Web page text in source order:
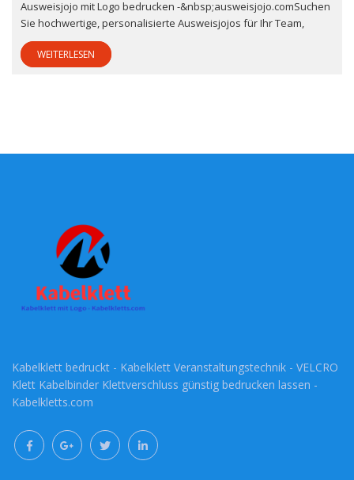
Ausweisjojo mit Logo bedrucken -&nbsp;ausweisjojo.comSuchen
Sie hochwertige, personalisierte Ausweisjojos für Ihr Team,
WEITERLESEN
Kabelklett bedruckt - Kabelklett Veranstaltungstechnik - VELCRO
Klett Kabelbinder Klettverschluss günstig bedrucken lassen -
Kabelkletts.com